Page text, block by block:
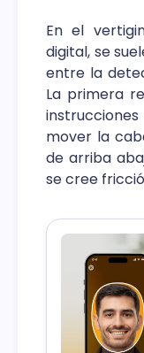
En el
digital, se
entre la
La primera
mover la
de arriba
se cree